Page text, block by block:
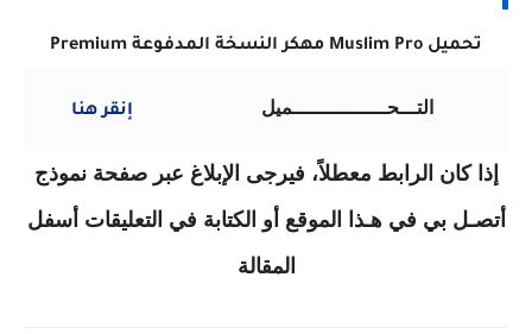
تحميل Muslim Pro مهكر النسخة المدفوعة Premium
التـــحــــــــــــــــميل إنقر هنا
إذا كان الرابط معطلاً، فيرجى الإبلاغ عبر صفحة نموذج
أتصـل بي في هـذا الموقع أو الكتابة في التعليقات أسفل
المقالة